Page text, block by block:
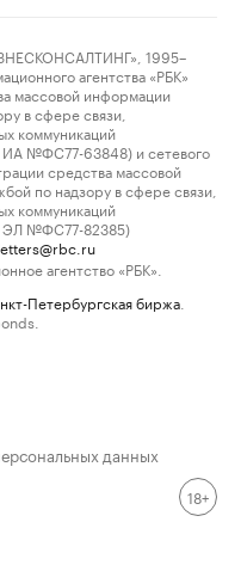
1995–
агентства «РБК»
массовой информации
в сфере связи,
коммуникаций
ИА №ФС77-63848) и сетевого
средства массовой
по надзору в сфере связи,
коммуникаций
ЭЛ №ФС77-82385)
агентство «РБК».
Петербургская биржа
данных
18+